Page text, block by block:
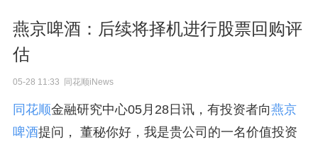
燕京啤酒：后续将择机进行股票回购评
估
05-28 11:33 同花顺iNews
同花顺金融研究中心05月28日讯，有投资者向燕京
啤酒提问， 董秘你好，我是贵公司的一名价值投资